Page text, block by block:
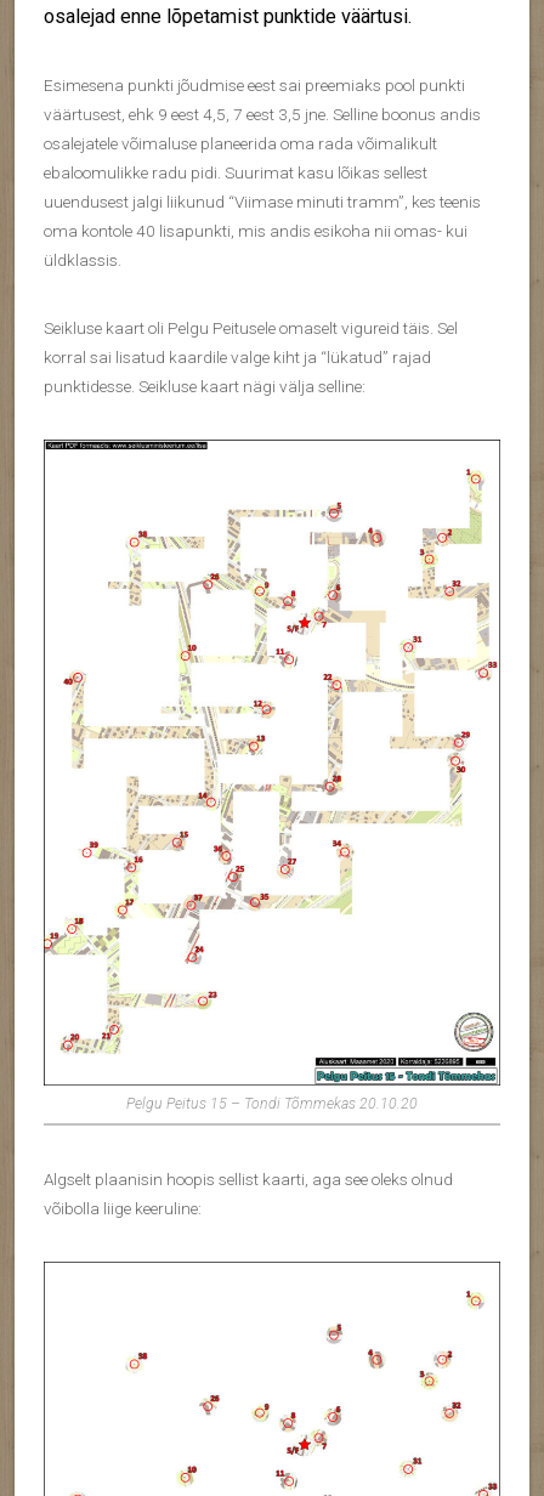
osalejad enne lõpetamist punktide väärtusi.
Esimesena punkti jõudmise eest sai preemiaks pool punkti
väärtusest, ehk 9 eest 4,5, 7 eest 3,5 jne. Selline boonus andis
osalejatele võimaluse planeerida oma rada võimalikult
ebaloomulikke radu pidi. Suurimat kasu lõikas sellest
uuendusest jalgi liikunud “Viimase minuti tramm”, kes teenis
oma kontole 40 lisapunkti, mis andis esikoha nii omas- kui
üldklassis.
Seikluse kaart oli Pelgu Peitusele omaselt vigureid täis. Sel
korral sai lisatud kaardile valge kiht ja “lükatud” rajad
punktidesse. Seikluse kaart nägi välja selline:
Pelgu Peitus 15 – Tondi Tõmmekas 20.10.20
Algselt plaanisin hoopis sellist kaarti, aga see oleks olnud
võibolla liige keeruline: